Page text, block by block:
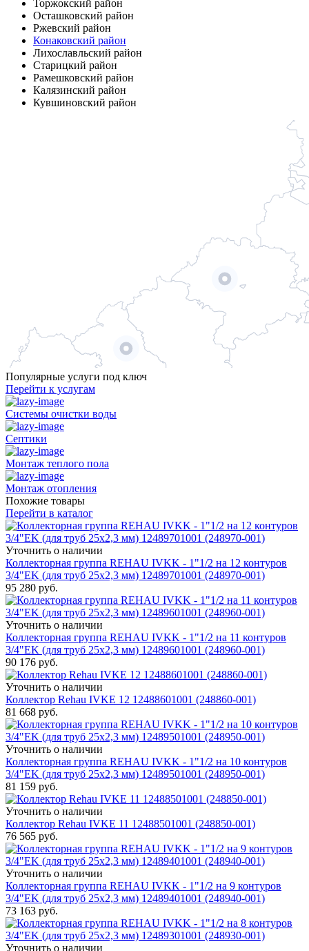
Торжокский район
Осташковский район
Ржевский район
Конаковский район
Лихославльский район
Старицкий район
Рамешковский район
Калязинский район
Кувшиновский район
Популярные услуги под ключ
Перейти к услугам
Системы очистки воды
Септики
Монтаж теплого пола
Монтаж отопления
Похожие товары
Перейти в каталог
Уточнить о наличии
Коллекторная группа REHAU IVKK - 1"1/2 на 12 контуров
3/4"EK (для труб 25x2,3 мм) 12489701001 (248970-001)
95 280 руб.
Уточнить о наличии
Коллекторная группа REHAU IVKK - 1"1/2 на 11 контуров
3/4"EK (для труб 25x2,3 мм) 12489601001 (248960-001)
90 176 руб.
Уточнить о наличии
Коллектор Rehau IVKE 12 12488601001 (248860-001)
81 668 руб.
Уточнить о наличии
Коллекторная группа REHAU IVKK - 1"1/2 на 10 контуров
3/4"EK (для труб 25x2,3 мм) 12489501001 (248950-001)
81 159 руб.
Уточнить о наличии
Коллектор Rehau IVKE 11 12488501001 (248850-001)
76 565 руб.
Уточнить о наличии
Коллекторная группа REHAU IVKK - 1"1/2 на 9 контуров
3/4"EK (для труб 25x2,3 мм) 12489401001 (248940-001)
73 163 руб.
Уточнить о наличии